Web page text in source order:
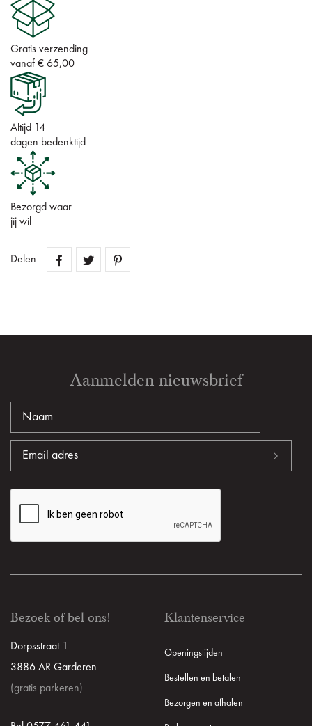
Gratis verzending
vanaf € 65,00
Altijd 14
dagen bedenktijd
Bezorgd waar
jij wil
Delen
Aanmelden nieuwsbrief
Bezoek of bel ons!
Dorpsstraat 1
3886 AR Garderen
(gratis parkeren)
Klantenservice
Openingstijden
Bestellen en betalen
Bezorgen en afhalen